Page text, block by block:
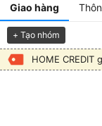
Giao hàng
+ Tạo nhóm
HOME